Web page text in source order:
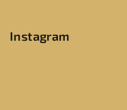
Instagram